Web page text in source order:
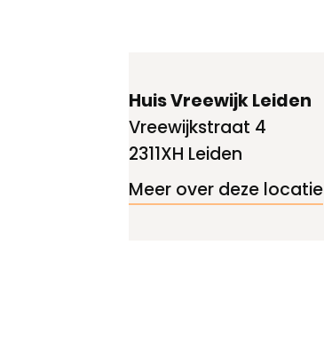
Huis Vreewijk Leiden
Vreewijkstraat 4
2311XH Leiden
Meer over deze locatie